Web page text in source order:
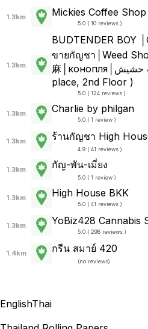
1.3km Mickies Coffee Shop
5.0 ( 10 reviews )
1.3km
BUDTENDER BOY
ขายกัญชา│Weed
麻│конопля│قنب حشيش│( Located in KM 8
place, 2nd Floor )
5.0 ( 124 reviews )
1.3km Charlie by philgan
5.0 ( 1 review )
1.3km ร้านกัญชา High
4.9 ( 41 reviews )
1.3km กัญ-พัน-เมี่ยง
5.0 ( 1 review )
1.3km High House BKK
5.0 ( 41 reviews )
1.3km YoBiz428 Cannabis
5.0 ( 298 reviews )
1.4km กรีน สมาย์ 420
(no reviews)
EnglishThai